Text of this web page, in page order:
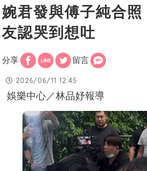
婉君發與傅子純合
友認哭到想吐
分享 留言
2026/06/11 12:45
娛樂中心／林品妤報導